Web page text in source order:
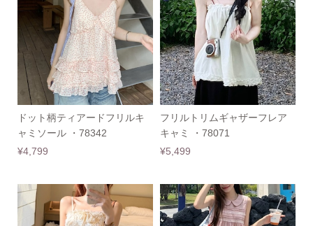
ドット柄ティアードフリルキ
ャミソール ・78342
¥4,799
フリルトリムギャザーフレア
キャミ ・78071
¥5,499